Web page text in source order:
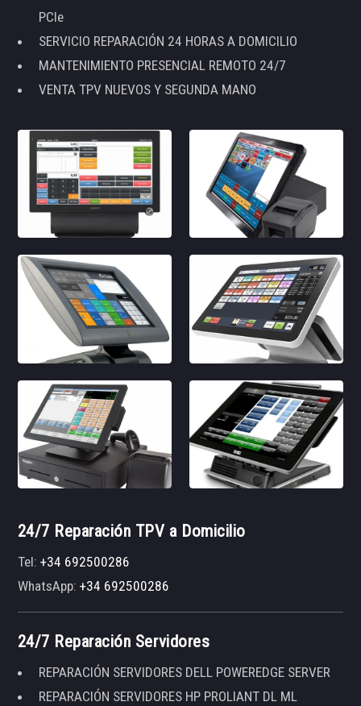
PCIe
SERVICIO REPARACIÓN 24 HORAS A DOMICILIO
MANTENIMIENTO PRESENCIAL REMOTO 24/7
VENTA TPV NUEVOS Y SEGUNDA MANO
24/7 Reparación TPV a Domicilio
Tel:+34 692500286
WhatsApp:+34 692500286
24/7 Reparación Servidores
REPARACIÓN SERVIDORES DELL POWEREDGE SERVER
REPARACIÓN SERVIDORES HP PROLIANT DL ML